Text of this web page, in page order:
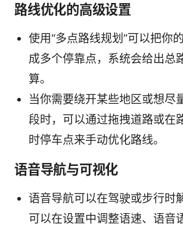
路线优化的高级设置
使用“多点路线规划”可以把你
成多个停靠点，系统会给出总
算。
当你需要绕开某些地区或想尽
段时，可以通过拖拽道路或在
时停车点来手动优化路线。
语音导航与可视化
语音导航可以在驾驶或步行时
可以在设置中调整语速、语音